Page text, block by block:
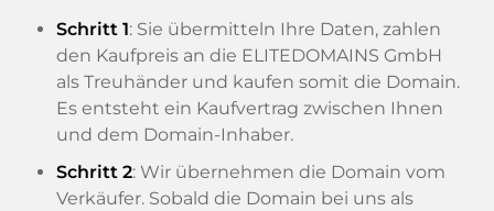
Schritt 1: Sie übermitteln Ihre Daten, zahlen
den Kaufpreis an die ELITEDOMAINS GmbH
als Treuhänder und kaufen somit die Domain.
Es entsteht ein Kaufvertrag zwischen Ihnen
und dem Domain-Inhaber.
Schritt 2: Wir übernehmen die Domain vom
Verkäufer. Sobald die Domain bei uns als